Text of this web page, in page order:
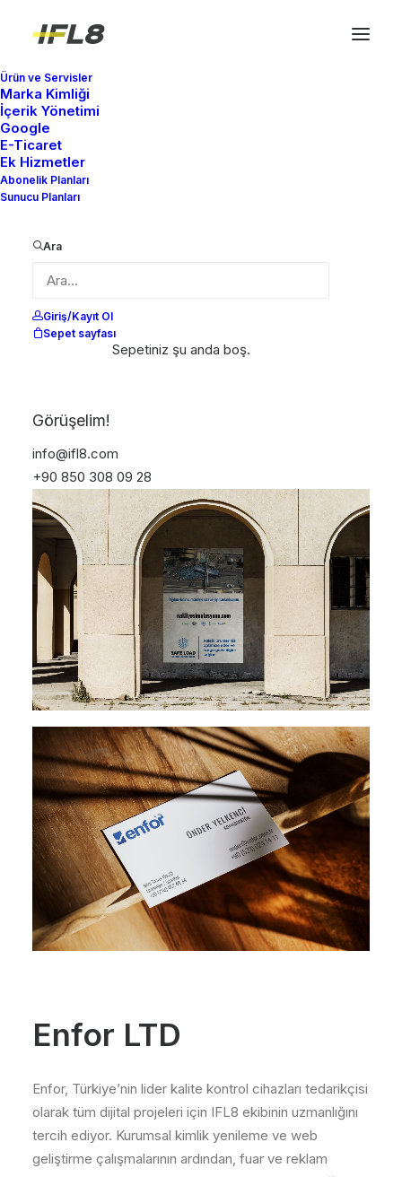
Ürün ve Servisler
Marka Kimliği
İçerik Yönetimi
Google
E-Ticaret
Ek Hizmetler
Abonelik Planları
Sunucu Planları
Ara
Giriş/Kayıt Ol
Sepet sayfası
Sepetiniz şu anda boş.
Görüşelim!
info@ifl8.com
+90 850 308 09 28
Enfor LTD
Enfor, Türkiye’nin lider kalite kontrol cihazları tedarikçisi
olarak tüm dijital projeleri için IFL8 ekibinin uzmanlığını
tercih ediyor. Kurumsal kimlik yenileme ve web
geliştirme çalışmalarının ardından, fuar ve reklam